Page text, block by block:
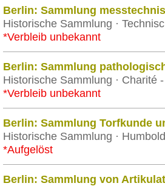
Berlin: Sammlung
Historische Sammlung ·
*Verbleib unbekannt
Berlin: Sammlung
Historische Sammlung · Charité
*Verbleib unbekannt
Berlin: Sammlung Torfkunde
Historische Sammlung ·
*Aufgelöst
Berlin: Sammlung von